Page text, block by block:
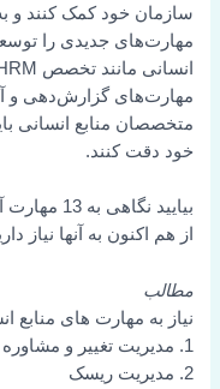
سازمان خود کمک کنند و
مهارت‌های جدیدی را
مهارت‌های گزارش‌دهی و
متخصصان منابع انسانی
خود دقت کنند.
از هم اکنون به آنها نیاز
مطالب
نیاز به مهارت های منابع
1. مدیریت تغییر و مشاوره تغییر
2. مدیریت ریسک